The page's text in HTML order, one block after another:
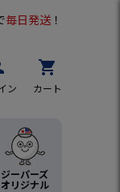
毎日発送 ！
ン
shopping_cart
カート
ジーパーズ
オリジナル